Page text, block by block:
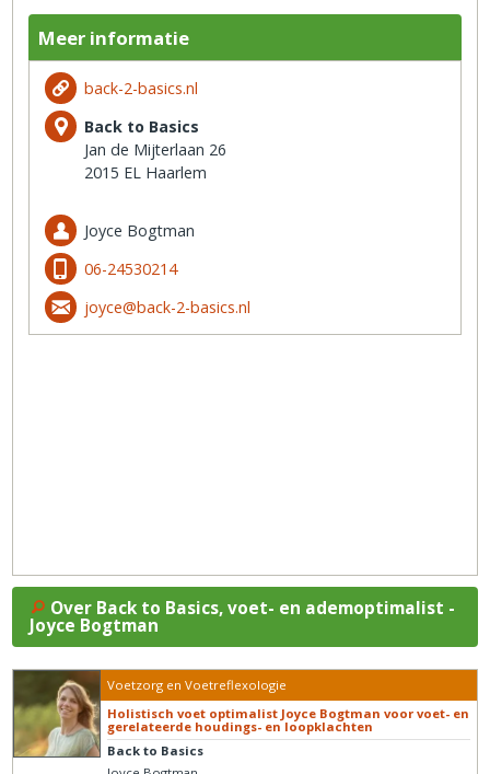
Meer informatie
back-2-basics.nl
Back to Basics
Jan de Mijterlaan 26
2015 EL Haarlem
Joyce Bogtman
06-24530214
joyce@back-2-basics.nl
Over Back to Basics, voet- en ademoptimalist -
Joyce Bogtman
Voetzorg en Voetreflexologie
Holistisch voet optimalist Joyce Bogtman voor voet- en
gerelateerde houdings- en loopklachten
Back to Basics